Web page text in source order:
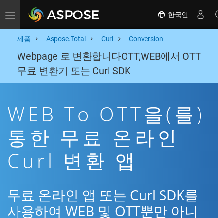
Toggle navigation 한국인
제품 Aspose.Total Curl Conversion
Webpage 로 변환합니다OTT,WEB에서 OTT
무료 변환기 또는 Curl SDK
WEB To OTT을(를)
통한 무료 온라인
Curl 변환 앱
무료 온라인 앱 또는 Curl SDK를
사용하여 WEB 및 OTT뿐만 아니